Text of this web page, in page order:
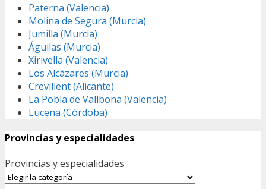
Paterna (Valencia)
Molina de Segura (Murcia)
Jumilla (Murcia)
Águilas (Murcia)
Xirivella (Valencia)
Los Alcázares (Murcia)
Crevillent (Alicante)
La Pobla de Vallbona (Valencia)
Lucena (Córdoba)
Provincias y especialidades
Provincias y especialidades